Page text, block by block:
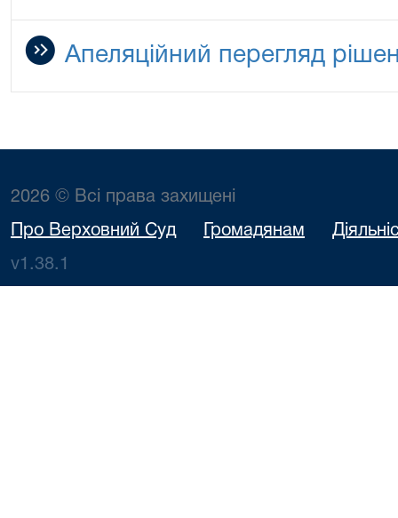
Апеляційний перегляд
2026 © Всі права захищені
Про Верховний Суд Громадянам
v1.38.1